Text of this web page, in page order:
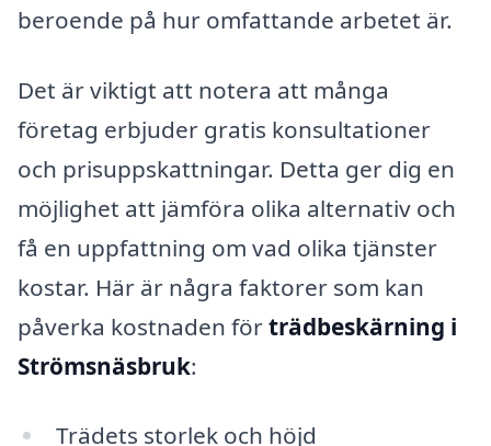
beroende på hur omfattande arbetet är.
Det är viktigt att notera att många
företag erbjuder gratis konsultationer
och prisuppskattningar. Detta ger dig en
möjlighet att jämföra olika alternativ och
få en uppfattning om vad olika tjänster
kostar. Här är några faktorer som kan
påverka kostnaden förträdbeskärning i
Strömsnäsbruk:
Trädets storlek och höjd